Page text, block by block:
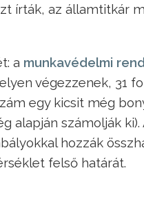
írták, az államtitkár
a munkavédelmi
végezzenek, 31
egy kicsit még
alapján számolják ki).
hozzák
felső határát.